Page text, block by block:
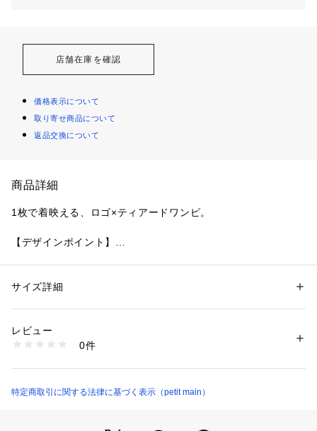
店舗在庫を確認
価格表示について
取り寄せ商品について
返品交換について
商品詳細
1枚で着映える、ロゴ×ティアードワンピ。
【デザインポイント】
・ふんわり広がるティアードデザインで動きのあるシルエット
ンス感
・ゆったりとした着心地で、暑い季節も快適に過ごせます
【スタイリング】
性別：キッズ・ベビー
素材：本体：綿100%　リブ：綿95%　リブ：ポリウレタン5%
洗濯：液温は30℃を限度とし、洗濯機で弱い洗濯処理ができる
漂白処理はできない
日陰でのつり干し乾燥がよい
ドライクリーニングができない
サイズ詳細
レビュー
0件
特定商取引に関する法律に基づく表示（petit main）